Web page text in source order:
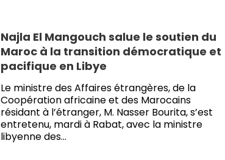
Najla El Mangouch salue le soutien du
Maroc à la transition démocratique et
pacifique en Libye
Le ministre des Affaires étrangères, de la
Coopération africaine et des Marocains
résidant à l’étranger, M. Nasser Bourita, s’est
entretenu, mardi à Rabat, avec la ministre
libyenne des…